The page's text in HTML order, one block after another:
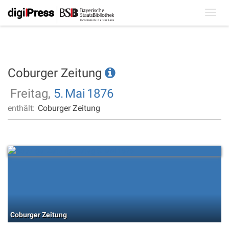
Coburger Zeitung
Freitag, 5. Mai 1876
enthält: Coburger Zeitung
Coburger Zeitung